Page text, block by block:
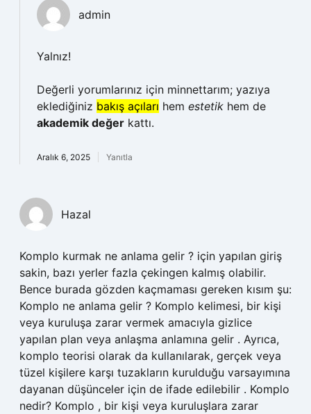
admin
Yalnız!
Değerli yorumlarınız için minnettarım; yazıya
eklediğiniz bakış açıları hem estetik hem de
akademik değer kattı.
Aralık 6, 2025 Yanıtla
Hazal
Komplo kurmak ne anlama gelir ? için yapılan giriş
sakin, bazı yerler fazla çekingen kalmış olabilir.
Bence burada gözden kaçmaması gereken kısım şu:
Komplo ne anlama gelir ? Komplo kelimesi, bir kişi
veya kuruluşa zarar vermek amacıyla gizlice
yapılan plan veya anlaşma anlamına gelir . Ayrıca,
komplo teorisi olarak da kullanılarak, gerçek veya
tüzel kişilere karşı tuzakların kurulduğu varsayımına
dayanan düşünceler için de ifade edilebilir . Komplo
nedir? Komplo , bir kişi veya kuruluşlara zarar